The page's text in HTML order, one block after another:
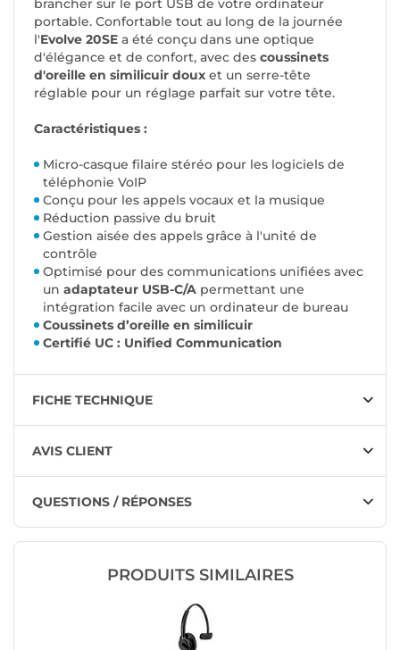
brancher sur le port USB de votre ordinateur
portable. Confortable tout au long de la journée
l'Evolve 20SE a été conçu dans une optique
d'élégance et de confort, avec des coussinets
d'oreille en similicuir doux et un serre-tête
réglable pour un réglage parfait sur votre tête.
Caractéristiques :
Micro-casque filaire stéréo pour les logiciels de
téléphonie VoIP
Conçu pour les appels vocaux et la musique
Réduction passive du bruit
Gestion aisée des appels grâce à l'unité de
contrôle
Optimisé pour des communications unifiées avec
un adaptateur USB-C/A permettant une
intégration facile avec un ordinateur de bureau
Coussinets d’oreille en similicuir
Certifié UC : Unified Communication
FICHE TECHNIQUE
AVIS CLIENT
QUESTIONS / RÉPONSES
PRODUITS SIMILAIRES